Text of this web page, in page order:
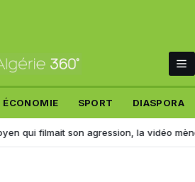
ÉCONOMIE SPORT DIASPORA
son agression, la vidéo mène à son